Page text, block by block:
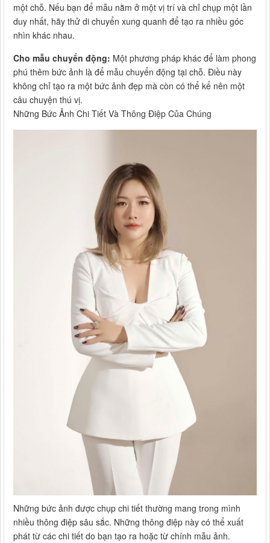
một chỗ. Nếu bạn để mẫu nằm ở một vị trí và chỉ chụp một lần
duy nhất, hãy thử di chuyển xung quanh để tạo ra nhiều góc
nhìn khác nhau.
Cho mẫu chuyển động: Một phương pháp khác để làm phong
phú thêm bức ảnh là để mẫu chuyển động tại chỗ. Điều này
không chỉ tạo ra một bức ảnh đẹp mà còn có thể kể nên một
câu chuyện thú vị.
Những Bức Ảnh Chi Tiết Và Thông Điệp Của Chúng
Những bức ảnh được chụp chi tiết thường mang trong mình
nhiều thông điệp sâu sắc. Những thông điệp này có thể xuất
phát từ các chi tiết do bạn tạo ra hoặc từ chính mẫu ảnh.